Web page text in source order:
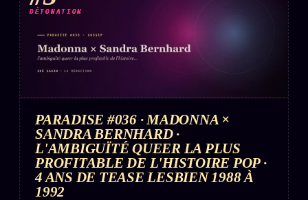
DÉTONATION
PARADISE #036 · MADONNA ×
SANDRA BERNHARD ·
L'AMBIGUÏTÉ QUEER LA PLUS
PROFITABLE DE L'HISTOIRE POP ·
4 ANS DE TEASE LESBIEN 1988 À
1992